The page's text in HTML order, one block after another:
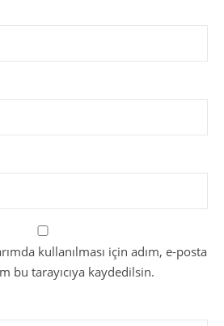
kullanılması için adım, e-posta
bu tarayıcıya kaydedilsin.